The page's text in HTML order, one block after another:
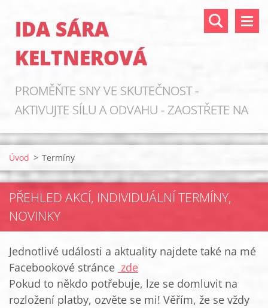
IDA SÁRA
KELTNEROVÁ
PROMĚŇTE SNY VE SKUTEČNOST -
AKTIVUJTE SÍLU A ODVAHU - ZAOSTŘETE NA
ZDROJE!
Úvod > Termíny
PŘEHLED AKCÍ, INDIVIDUÁLNÍ TERMÍNY,
NOVINKY
Jednotlivé události a aktuality najdete také na mé
Facebookové stránce zde
Pokud to někdo potřebuje, lze se domluvit na
rozložení platby, ozvěte se mi! Věřím, že se vždy